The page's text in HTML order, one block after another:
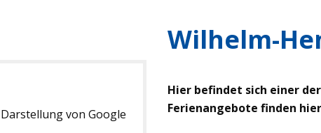
von Google
Wilhelm-
Hier befindet sich einer der
Ferienangebote finden